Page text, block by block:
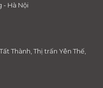
- Hà Nội
Thành, Thị trấn Yên Thế,